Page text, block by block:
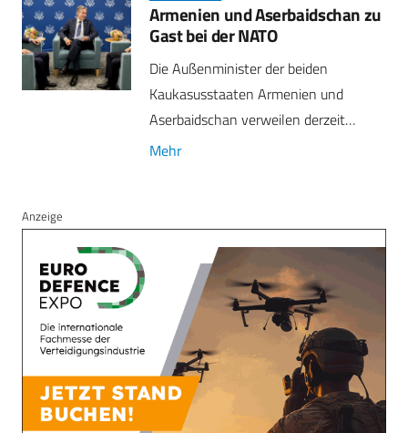
Armenien und Aserbaidschan zu
Gast bei der NATO
Die Außenminister der beiden
Kaukasusstaaten Armenien und
Aserbaidschan verweilen derzeit…
Mehr
Anzeige